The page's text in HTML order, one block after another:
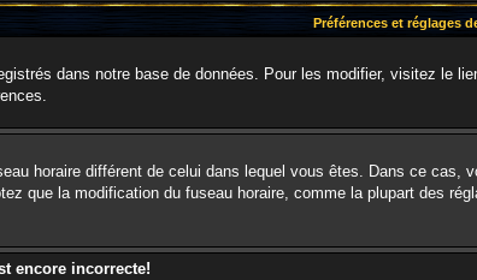
Préférences et réglages
dans notre base de données. Pour les modifier, visitez le
horaire différent de celui dans lequel vous êtes. Dans ce
que la modification du fuseau horaire, comme la plupart des
encore incorrecte!